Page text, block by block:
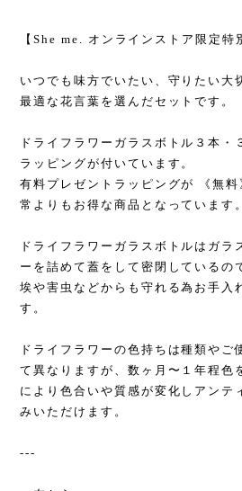
【She me. オンラインストア限定特
いつでも味方でいたい、守りたい大
最適な花言葉を選んだセットです。
ドライフラワーガラスボトル３本・
ラッピングが付いています。
有料プレゼントラッピングが 《無
常よりもお得な商品となっています。
ドライフラワーガラスボトルはガラ
ーを詰めて蓋をして密閉しているの
埃や害虫などからも守れる為お手入
す。
ドライフラワーの色持ちは種類やご
て異なりますが、数ヶ月〜１年程色
により色合いや質感が変化しアンテ
みいただけます。
---